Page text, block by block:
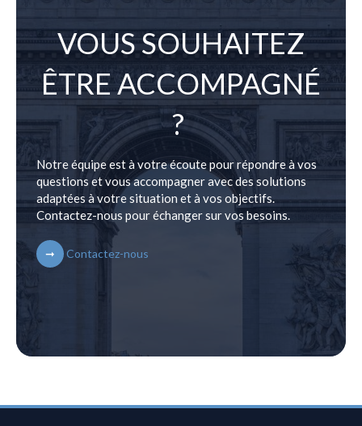
VOUS SOUHAITEZ
ÊTRE ACCOMPAGNÉ
?
Notre équipe est à votre écoute pour répondre à vos
questions et vous accompagner avec des solutions
adaptées à votre situation et à vos objectifs.
Contactez-nous pour échanger sur vos besoins.
Contactez-nous